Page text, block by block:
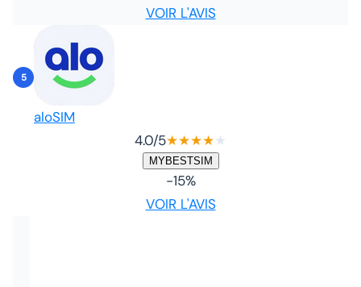
VOIR L'AVIS
5
aloSIM
4.0/5★★★★★
MYBESTSIM
-15%
VOIR L'AVIS